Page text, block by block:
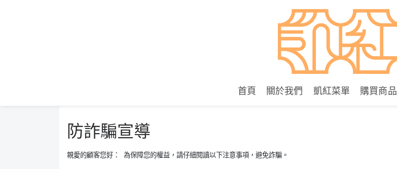
首頁 關於我們 凱紅菜單 購買商品
防詐騙宣導
親愛的顧客您好： 為保障您的權益，請仔細閱讀以下注意事項，避免詐騙。